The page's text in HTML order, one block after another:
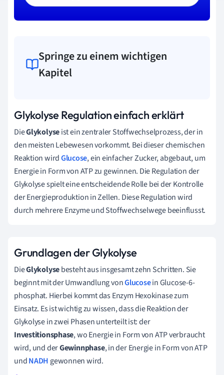
Springe zu einem wichtigen
Kapitel
Glykolyse Regulation einfach erklärt
DieGlykolyseist ein zentraler Stoffwechselprozess, der in
den meisten Lebewesen vorkommt. Bei dieser chemischen
Reaktion wirdGlucose, ein einfacher Zucker, abgebaut, um
Energie in Form von ATP zu gewinnen. Die Regulation der
Glykolyse spielt eine entscheidende Rolle bei der Kontrolle
der Energieproduktion in Zellen. Diese Regulation wird
durch mehrere Enzyme und Stoffwechselwege beeinflusst.
Grundlagen der Glykolyse
DieGlykolysebesteht aus insgesamt zehn Schritten. Sie
beginnt mit der Umwandlung vonGlucosein Glucose-6-
phosphat. Hierbei kommt das Enzym Hexokinase zum
Einsatz. Es ist wichtig zu wissen, dass die Reaktion der
Glykolyse in zwei Phasen unterteilt ist: der
Investitionsphase, wo Energie in Form von ATP verbraucht
wird, und derGewinnphase, in der Energie in Form von ATP
undNADH gewonnen wird.